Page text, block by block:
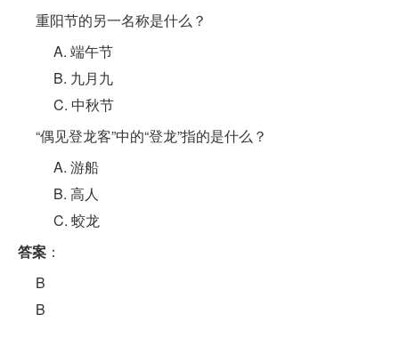
重阳节的另一名称是什么？
A. 端午节
B. 九月九
C. 中秋节
“偶见登龙客”中的“登龙”指的是什么？
A. 游船
B. 高人
C. 蛟龙
答案 ：
B
B